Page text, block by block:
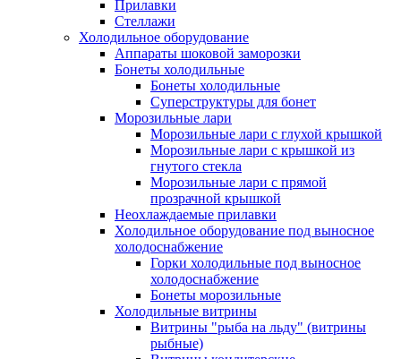
Прилавки
Стеллажи
Холодильное оборудование
Аппараты шоковой заморозки
Бонеты холодильные
Бонеты холодильные
Суперструктуры для бонет
Морозильные лари
Морозильные лари с глухой крышкой
Морозильные лари с крышкой из
гнутого стекла
Морозильные лари с прямой
прозрачной крышкой
Неохлаждаемые прилавки
Холодильное оборудование под выносное
холодоснабжение
Горки холодильные под выносное
холодоснабжение
Бонеты морозильные
Холодильные витрины
Витрины "рыба на льду" (витрины
рыбные)